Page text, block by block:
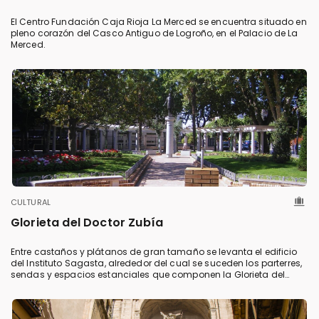
El Centro Fundación Caja Rioja La Merced se encuentra situado en
pleno corazón del Casco Antiguo de Logroño, en el Palacio de La
Merced.
CULTURAL
Glorieta del Doctor Zubía
Entre castaños y plátanos de gran tamaño se levanta el edificio
del Instituto Sagasta, alrededor del cual se suceden los parterres,
sendas y espacios estanciales que componen la Glorieta del